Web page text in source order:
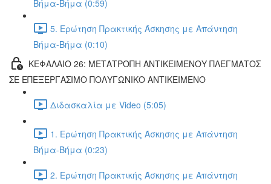
Βήμα-Βήμα (0:59)
5. Ερώτηση Πρακτικής Άσκησης με Απάντηση
Βήμα-Βήμα (0:10)
ΚΕΦΑΛΑΙΟ 26: ΜΕΤΑΤΡΟΠΗ ΑΝΤΙΚΕΙΜΕΝΟΥ ΠΛΕΓΜΑΤΟΣ
ΣΕ ΕΠΕΞΕΡΓΑΣΙΜΟ ΠΟΛΥΓΩΝΙΚΟ ΑΝΤΙΚΕΙΜΕΝΟ
Διδασκαλία με Video (5:05)
1. Ερώτηση Πρακτικής Άσκησης με Απάντηση
Βήμα-Βήμα (0:23)
2. Ερώτηση Πρακτικής Άσκησης με Απάντηση